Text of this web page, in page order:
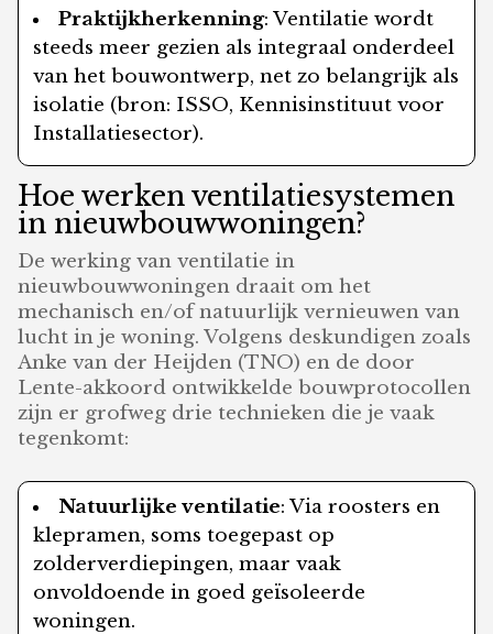
Praktijkherkenning: Ventilatie wordt
steeds meer gezien als integraal onderdeel
van het bouwontwerp, net zo belangrijk als
isolatie (bron: ISSO, Kennisinstituut voor
Installatiesector).
Hoe werken ventilatiesystemen
in nieuwbouwwoningen?
De werking van ventilatie in
nieuwbouwwoningen draait om het
mechanisch en/of natuurlijk vernieuwen van
lucht in je woning. Volgens deskundigen zoals
Anke van der Heijden (TNO) en de door
Lente-akkoord ontwikkelde bouwprotocollen
zijn er grofweg drie technieken die je vaak
tegenkomt:
Natuurlijke ventilatie: Via roosters en
klepramen, soms toegepast op
zolderverdiepingen, maar vaak
onvoldoende in goed geïsoleerde
woningen.